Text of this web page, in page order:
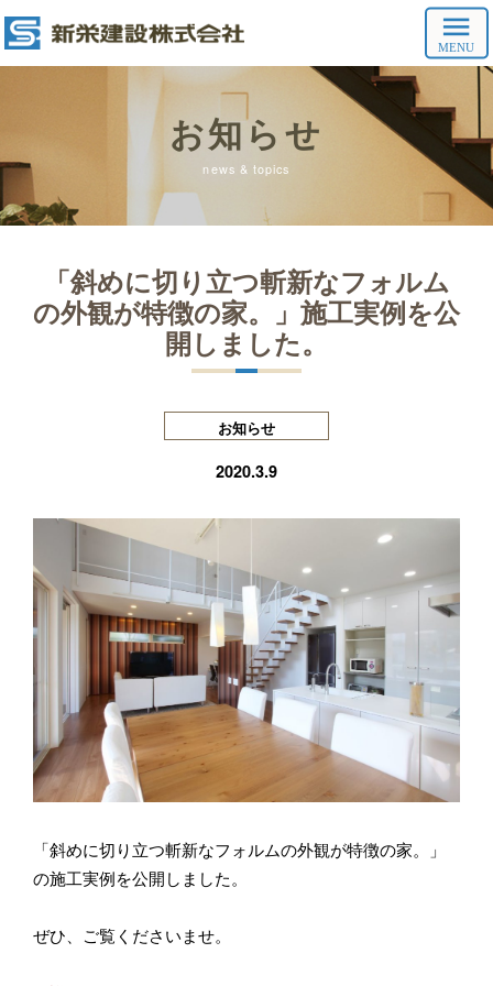
お知らせ
news & topics
「斜めに切り立つ斬新なフォルム
の外観が特徴の家。」施工実例を公
開しました。
お知らせ
2020.3.9
「斜めに切り立つ斬新なフォルムの外観が特徴の家。」
の施工実例を公開しました。
ぜひ、ご覧くださいませ。